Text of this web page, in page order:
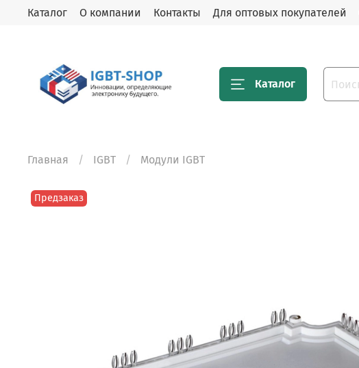
Каталог О компании Контакты Для оптовых покупателей
Каталог
Главная IGBT Модули IGBT
Предзаказ